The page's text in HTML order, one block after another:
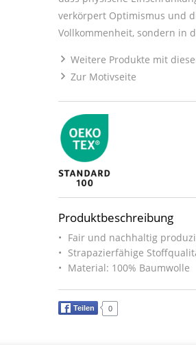
verkörpert Optimismus und
Vollkommenheit, sondern in
Weitere Produkte mit
Zur Motivseite
Produktbeschreibung
Fair und nachhaltig
Strapazierfähige
Material: 100% Baumwolle
Teilen 0